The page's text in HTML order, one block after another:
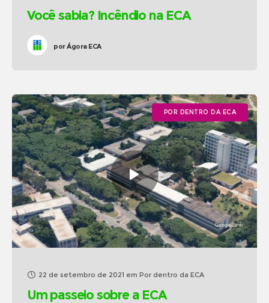
Você sabia? Incêndio na ECA
porÁgora ECA
POR DENTRO DA ECA
22 de setembro de 2021 em Por dentro da ECA
Um passeio sobre a ECA